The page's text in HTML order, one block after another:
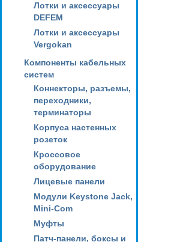
Лотки и аксессуары
DEFEM
Лотки и аксессуары
Vergokan
Компоненты кабельных
систем
Коннекторы, разъемы,
переходники,
терминаторы
Корпуса настенных
розеток
Кроссовое
оборудование
Лицевые панели
Модули Keystone Jack,
Mini-Com
Муфты
Патч-панели, боксы и